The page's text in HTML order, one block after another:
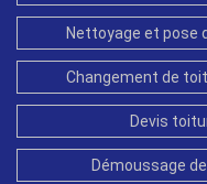
Nettoyage et pose
Changement de
Devis
Démoussage